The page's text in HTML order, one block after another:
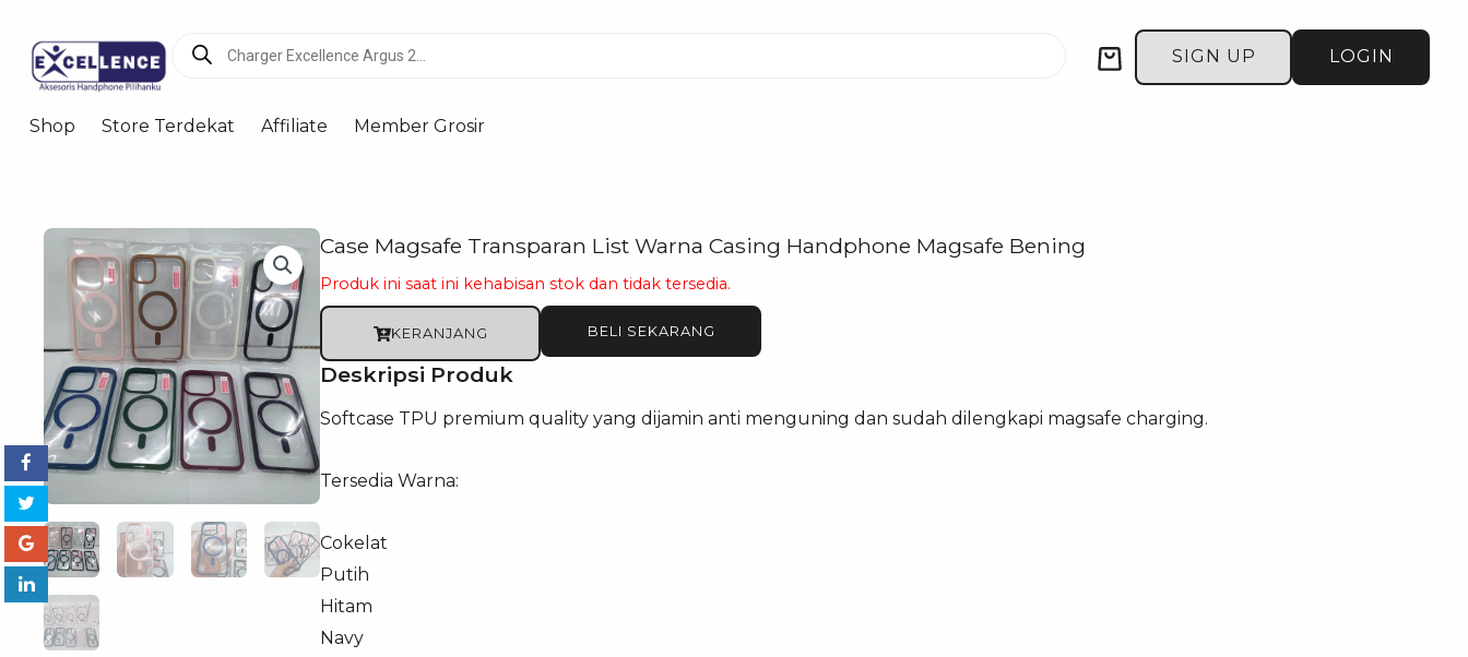
search
Cart SIGN UP LOGIN
Shop Store Terdekat Affiliate Member Grosir
Case Magsafe Transparan List Warna Casing Handphone Magsafe Bening
Produk ini saat ini kehabisan stok dan tidak tersedia.
KERANJANG BELI SEKARANG
Deskripsi Produk
Softcase TPU premium quality yang dijamin anti menguning dan sudah dilengkapi magsafe charging.
Tersedia Warna:
Cokelat
Putih
Hitam
Navy